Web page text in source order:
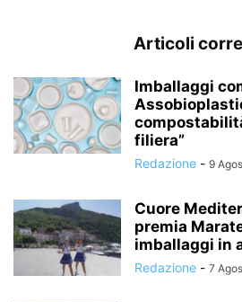
Articoli
Imballaggi
filiera”
Redazione - 9
Cuore
premia
imballaggi in
Redazione - 7